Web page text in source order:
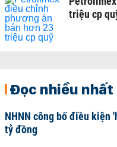
triệu cp
Đọc nhiều nhất
NHNN công bố điều kiện
tỷ đồng